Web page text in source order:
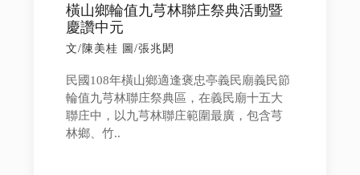
橫山鄉輪值九芎林聯庄祭典活動暨
慶讚中元
文/陳美桂 圖/張兆閎
民國108年橫山鄉適逢褒忠亭義民廟義民節
輪值九芎林聯庄祭典區，在義民廟十五大
聯庄中，以九芎林聯庄範圍最廣，包含芎
林鄉、竹..